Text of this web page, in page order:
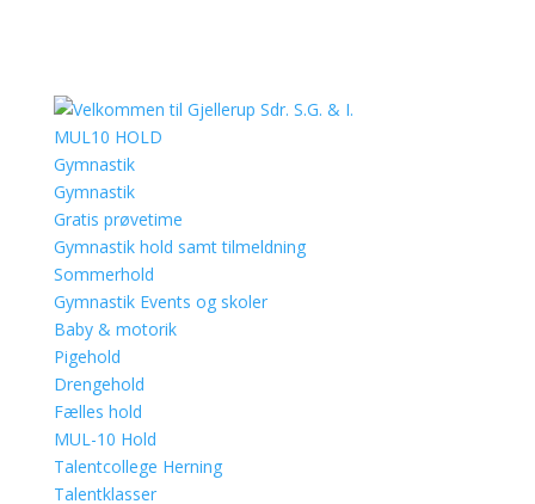
MUL10 HOLD
Gymnastik
Gymnastik
Gratis prøvetime
Gymnastik hold samt tilmeldning
Sommerhold
Gymnastik Events og skoler
Baby & motorik
Pigehold
Drengehold
Fælles hold
MUL-10 Hold
Talentcollege Herning
Talentklasser